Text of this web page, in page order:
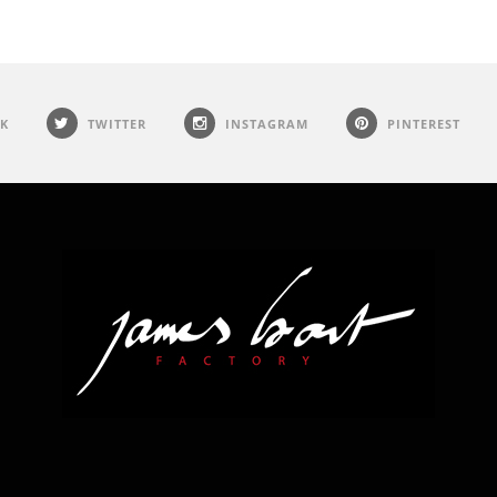
TWITTER INSTAGRAM PINTEREST